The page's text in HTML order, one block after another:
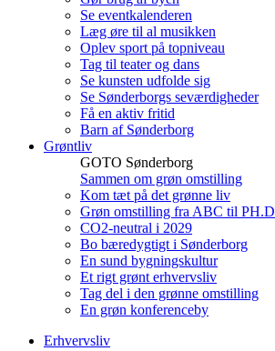
Se eventkalenderen
Læg øre til al musikken
Oplev sport på topniveau
Tag til teater og dans
Se kunsten udfolde sig
Se Sønderborgs seværdigheder
Få en aktiv fritid
Barn af Sønderborg
Grøntliv
GOTO Sønderborg
Sammen om grøn omstilling
Kom tæt på det grønne liv
Grøn omstilling fra ABC til PH.D
CO2-neutral i 2029
Bo bæredygtigt i Sønderborg
En sund bygningskultur
Et rigt grønt erhvervsliv
Tag del i den grønne omstilling
En grøn konferenceby
Erhvervsliv